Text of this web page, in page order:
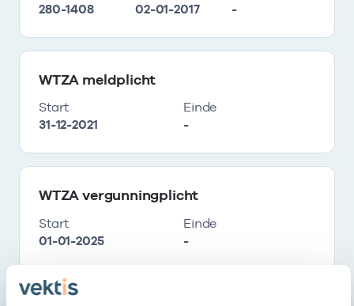
280-1408
02-01-2017
-
WTZA meldplicht
Start
31-12-2021
Einde
-
WTZA vergunningplicht
Start
01-01-2025
Einde
-